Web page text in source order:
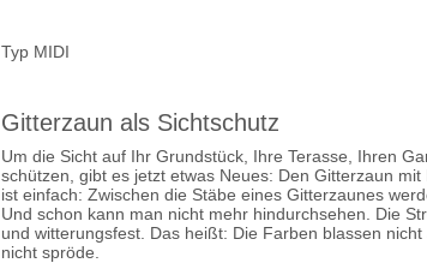
Typ MIDI
Gitterzaun als Sichtschutz
Um die Sicht auf Ihr Grundstück, Ihre Terasse, Ihren
schützen, gibt es jetzt etwas Neues: Den Gitterzaun
ist einfach: Zwischen die Stäbe eines Gitterzaunes
Und schon kann man nicht mehr hindurchsehen. Die
und witterungsfest. Das heißt: Die Farben blassen
nicht spröde.